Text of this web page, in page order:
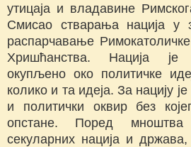
утицаја и владавине
Смисао стварања нација у
распарчавање
Хришћанства. Нација
окупљено око политичке
колико и та идеја. За нацију
и политички оквир без
опстане. Поред мноштва
секуларних нација и